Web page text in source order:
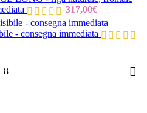
317,00€
- consegna immediata